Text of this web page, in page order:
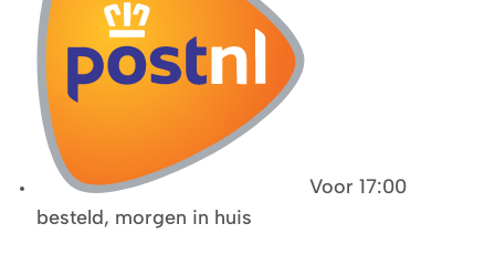
Voor 17:00
besteld, morgen in huis